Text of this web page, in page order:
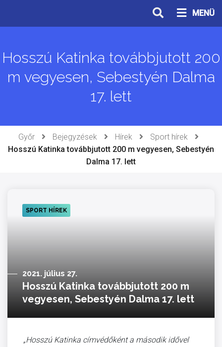
tartalomhoz
MENÜ
Hosszú Katinka továbbjutott 200
m vegyesen, Sebestyén Dalma
17. lett
Győr Bejegyzések Hírek
Sport hírek
Hosszú Katinka továbbjutott 200 m vegyesen, Sebestyén
Dalma 17. lett
SPORT HÍREK
2021. július 27.
Hosszú Katinka továbbjutott 200 m
vegyesen, Sebestyén Dalma 17. lett
„Hosszú Katinka címvédőként a második idővel